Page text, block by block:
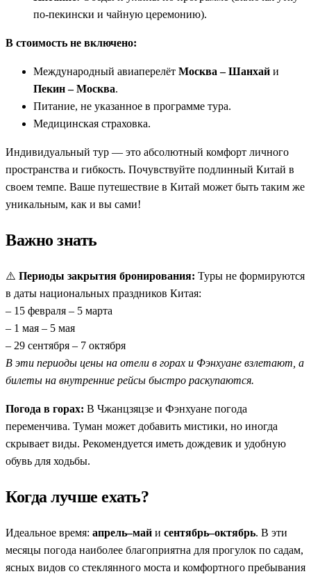
по-пекински и чайную церемонию).
В стоимость не включено:
Международный авиаперелёт Москва – Шанхай и
Пекин – Москва.
Питание, не указанное в программе тура.
Медицинская страховка.
Индивидуальный тур — это абсолютный комфорт личного
пространства и гибкость. Почувствуйте подлинный Китай в
своем темпе. Ваше путешествие в Китай может быть таким же
уникальным, как и вы сами!
Важно знать
⚠️ Периоды закрытия бронирования: Туры не формируются
в даты национальных праздников Китая:
– 15 февраля – 5 марта
– 1 мая – 5 мая
– 29 сентября – 7 октября
В эти периоды цены на отели в горах и Фэнхуане взлетают, а
билеты на внутренние рейсы быстро раскупаются.
Погода в горах: В Чжанцзяцзе и Фэнхуане погода
переменчива. Туман может добавить мистики, но иногда
скрывает виды. Рекомендуется иметь дождевик и удобную
обувь для ходьбы.
Когда лучше ехать?
Идеальное время: апрель–май и сентябрь–октябрь. В эти
месяцы погода наиболее благоприятна для прогулок по садам,
ясных видов со стеклянного моста и комфортного пребывания